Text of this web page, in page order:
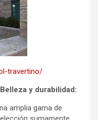
travertino/
y durabilidad:
amplia gama de